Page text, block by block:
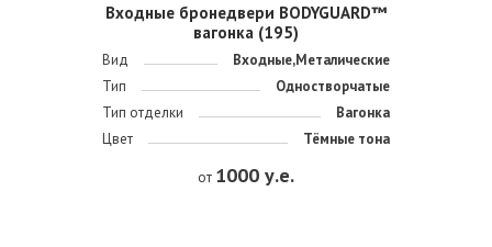
Входные бронедвери BODYGUARD™
вагонка (195)
Вид
Входные,Металические
Тип
Одностворчатые
Тип отделки
Вагонка
Цвет
Тёмные тона
от 1000 у.е.